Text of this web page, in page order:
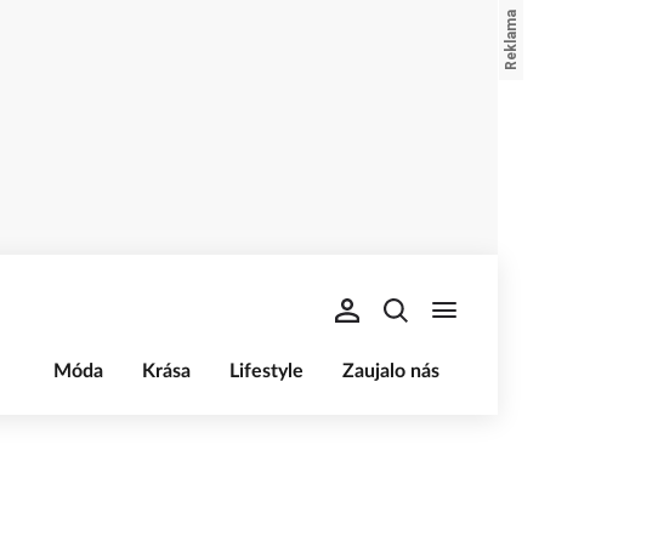
Móda Krása Lifestyle Zaujalo nás